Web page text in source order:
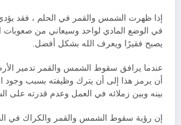
إذا ظهرت الشمس والقمر في الحلم ، فقد
في الوضع المادي لواحد وسيعاني من صعوبات
يصبح فقيرًا ويعرف الله بشكل أفضل.
عندما يرافق سقوط الشمس والقمر تدمير
أن يرمز هذا إلى أن يترك وظيفته بسبب وجود
بينه وبين زملائه في العمل وعدم قدرته على
إن رؤية سقوط الشمس والقمر والكراك في